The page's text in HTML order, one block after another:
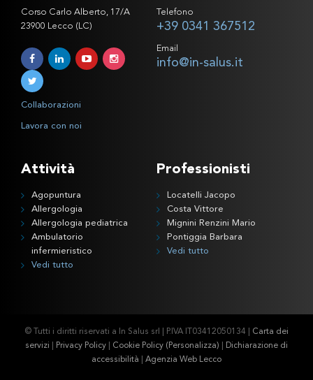
Corso Carlo Alberto, 17/A
23900 Lecco (LC)
Collaborazioni
Lavora con noi
Telefono
+39 0341 367512
Email
info@in-salus.it
Attività
Agopuntura
Allergologia
Allergologia pediatrica
Ambulatorio
infermieristico
Vedi tutto
Professionisti
Locatelli Jacopo
Costa Vittore
Mignini Renzini Mario
Pontiggia Barbara
Vedi tutto
© Tutti i diritti riservati a In Salus srl | P.IVA IT03412050134 | Carta dei
servizi
Privacy Policy Cookie Policy (Personalizza)
Dichiarazione di
accessibilità
Agenzia Web Lecco